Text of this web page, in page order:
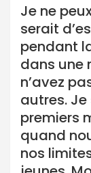
Je ne
serait
pendant
dans une
n’avez
autres.
premiers
quand
nos